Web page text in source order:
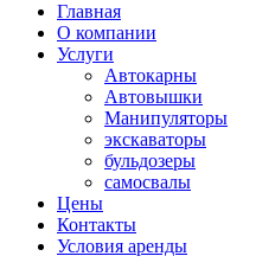
Главная
О компании
Услуги
Автокарны
Автовышки
Манипуляторы
экскаваторы
бульдозеры
самосвалы
Цены
Контакты
Условия аренды